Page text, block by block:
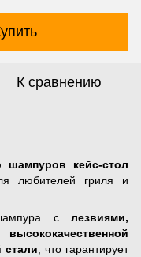
К сравнению
кейс-стол
любителей гриля и
с лезвиями,
, что гарантирует